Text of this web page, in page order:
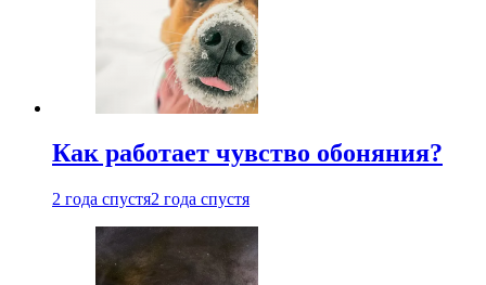
Как работает чувство обоняния?
2 года спустя2 года спустя